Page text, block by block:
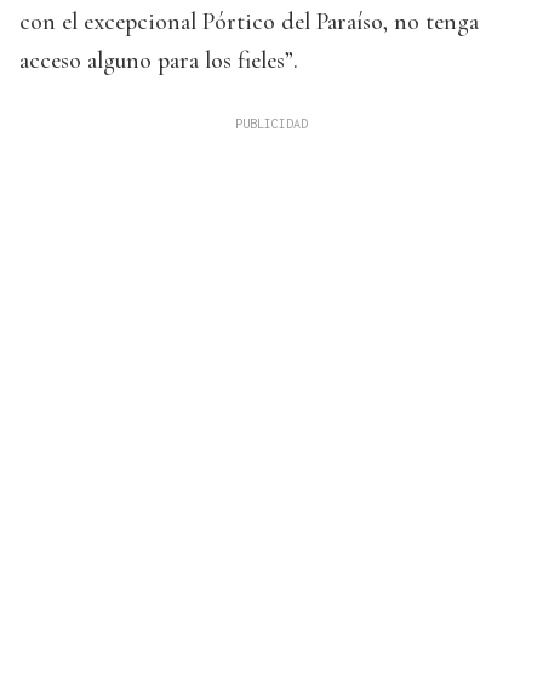
con el excepcional Pórtico del Paraíso, no tenga
acceso alguno para los fieles”.